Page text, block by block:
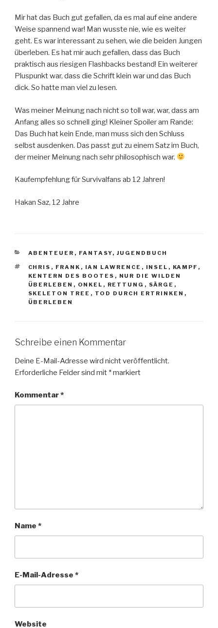
Mir hat das Buch gut gefallen, da es mal auf eine andere
Weise spannend war! Man wusste nie, wie es weiter
geht. Es war interessant zu sehen, wie die beiden Jungen
überleben. Es hat mir auch gefallen, dass das Buch
praktisch aus riesigen Flashbacks bestand! Ein weiterer
Pluspunkt war, dass die Schrift klein war und das Buch
dick. So hatte man viel zu lesen.
Was meiner Meinung nach nicht so toll war, war, dass am
Anfang alles so schnell ging! Kleiner Spoiler am Rande:
Das Buch hat kein Ende, man muss sich den Schluss
selbst ausdenken. Das passt gut zu einem Satz im Buch,
der meiner Meinung nach sehr philosophisch war.
Kaufempfehlung für Survivalfans ab 12 Jahren!
Hakan Saz, 12 Jahre
KATEGORIEN
ABENTEUER , FANTASY, JUGENDBUCH
SCHLAGWÖRTER
CHRIS , FRANK , IAN LAWRENCE , INSEL , KAMPF ,
KENTERN DES BOOTES , NUR DIE WILDEN
ÜBERLEBEN , ONKEL , RETTUNG , SÄRGE ,
SKELETON TREE , TOD DURCH ERTRINKEN ,
ÜBERLEBEN
Schreibe einen Kommentar
Deine E-Mail-Adresse wird nicht veröffentlicht.
Erforderliche Felder sind mit *markiert
Kommentar*
Name *
E-Mail-Adresse *
Website